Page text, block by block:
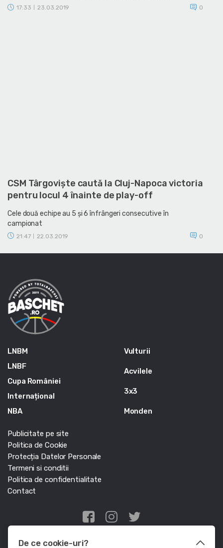
17:33 23.03.2019 0
CSM Târgoviște caută la Cluj-Napoca victoria
pentru locul 4 înainte de play-off
Cele două echipe au 5 și 6 înfrângeri consecutive în
campionat
21:47 22.03.2019 0
LNBM
LNBF
Cupa României
Internațional
NBA
Vulturii
Acvilele
3x3
Monden
Publicitate pe site
Politica de Cookie
Protecția Datelor Personale
Termeni si conditii
Politica de confidentialitate
Contact
Edris Digital Agency
De ce cookie-uri?